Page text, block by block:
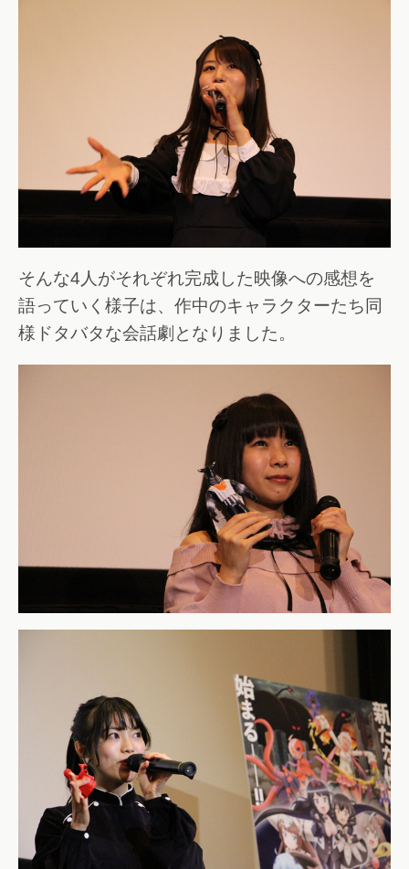
そんな4人がそれぞれ完成した映像への感想を
語っていく様子は、作中のキャラクターたち同
様ドタバタな会話劇となりました。